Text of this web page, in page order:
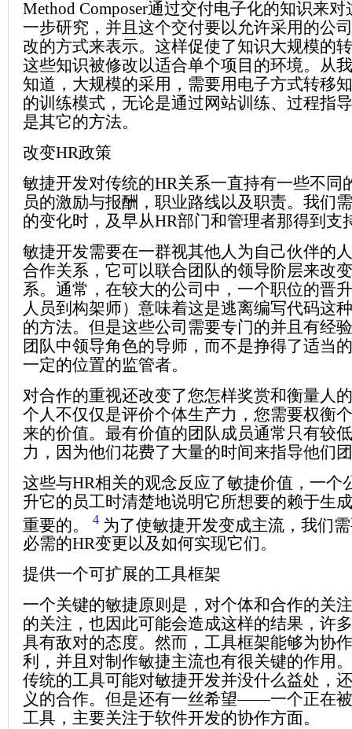
Method Composer通过交付电子化的知识来
一步研究，并且这个交付要以允许采用的公
改的方式来表示。这样促使了知识大规模的
这些知识被修改以适合单个项目的环境。从
知道，大规模的采用，需要用电子方式转移
的训练模式，无论是通过网站训练、过程指
是其它的方法。
改变HR政策
敏捷开发对传统的HR关系一直持有一些不同
员的激励与报酬，职业路线以及职责。我们
的变化时，及早从HR部门和管理者那得到支
敏捷开发需要在一群视其他人为自己伙伴的
合作关系，它可以联合团队的领导阶层来改
系。通常，在较大的公司中，一个职位的晋
人员到构架师）意味着这是逃离编写代码这
的方法。但是这些公司需要专门的并且有经
团队中领导角色的导师，而不是挣得了适当
一定的位置的监管者。
对合作的重视还改变了您怎样奖赏和衡量人
个人不仅仅是评价个体生产力，您需要权衡
来的价值。最有价值的团队成员通常只有较
力，因为他们花费了大量的时间来指导他们
这些与HR相关的观念反应了敏捷价值，一个
升它的员工时清楚地说明它所想要的赖于生
重要的。
4 为了使敏捷开发变成主流，我们
必需的HR变更以及如何实现它们。
提供一个可扩展的工具框架
一个关键的敏捷原则是，对个体和合作的关
的关注，也因此可能会造成这样的结果，许
具有敌对的态度。然而，工具框架能够为协
利，并且对制作敏捷主流也有很关键的作用
传统的工具可能对敏捷开发并没什么益处，
义的合作。但是还有一丝希望——一个正在
工具，主要关注于软件开发的协作方面。